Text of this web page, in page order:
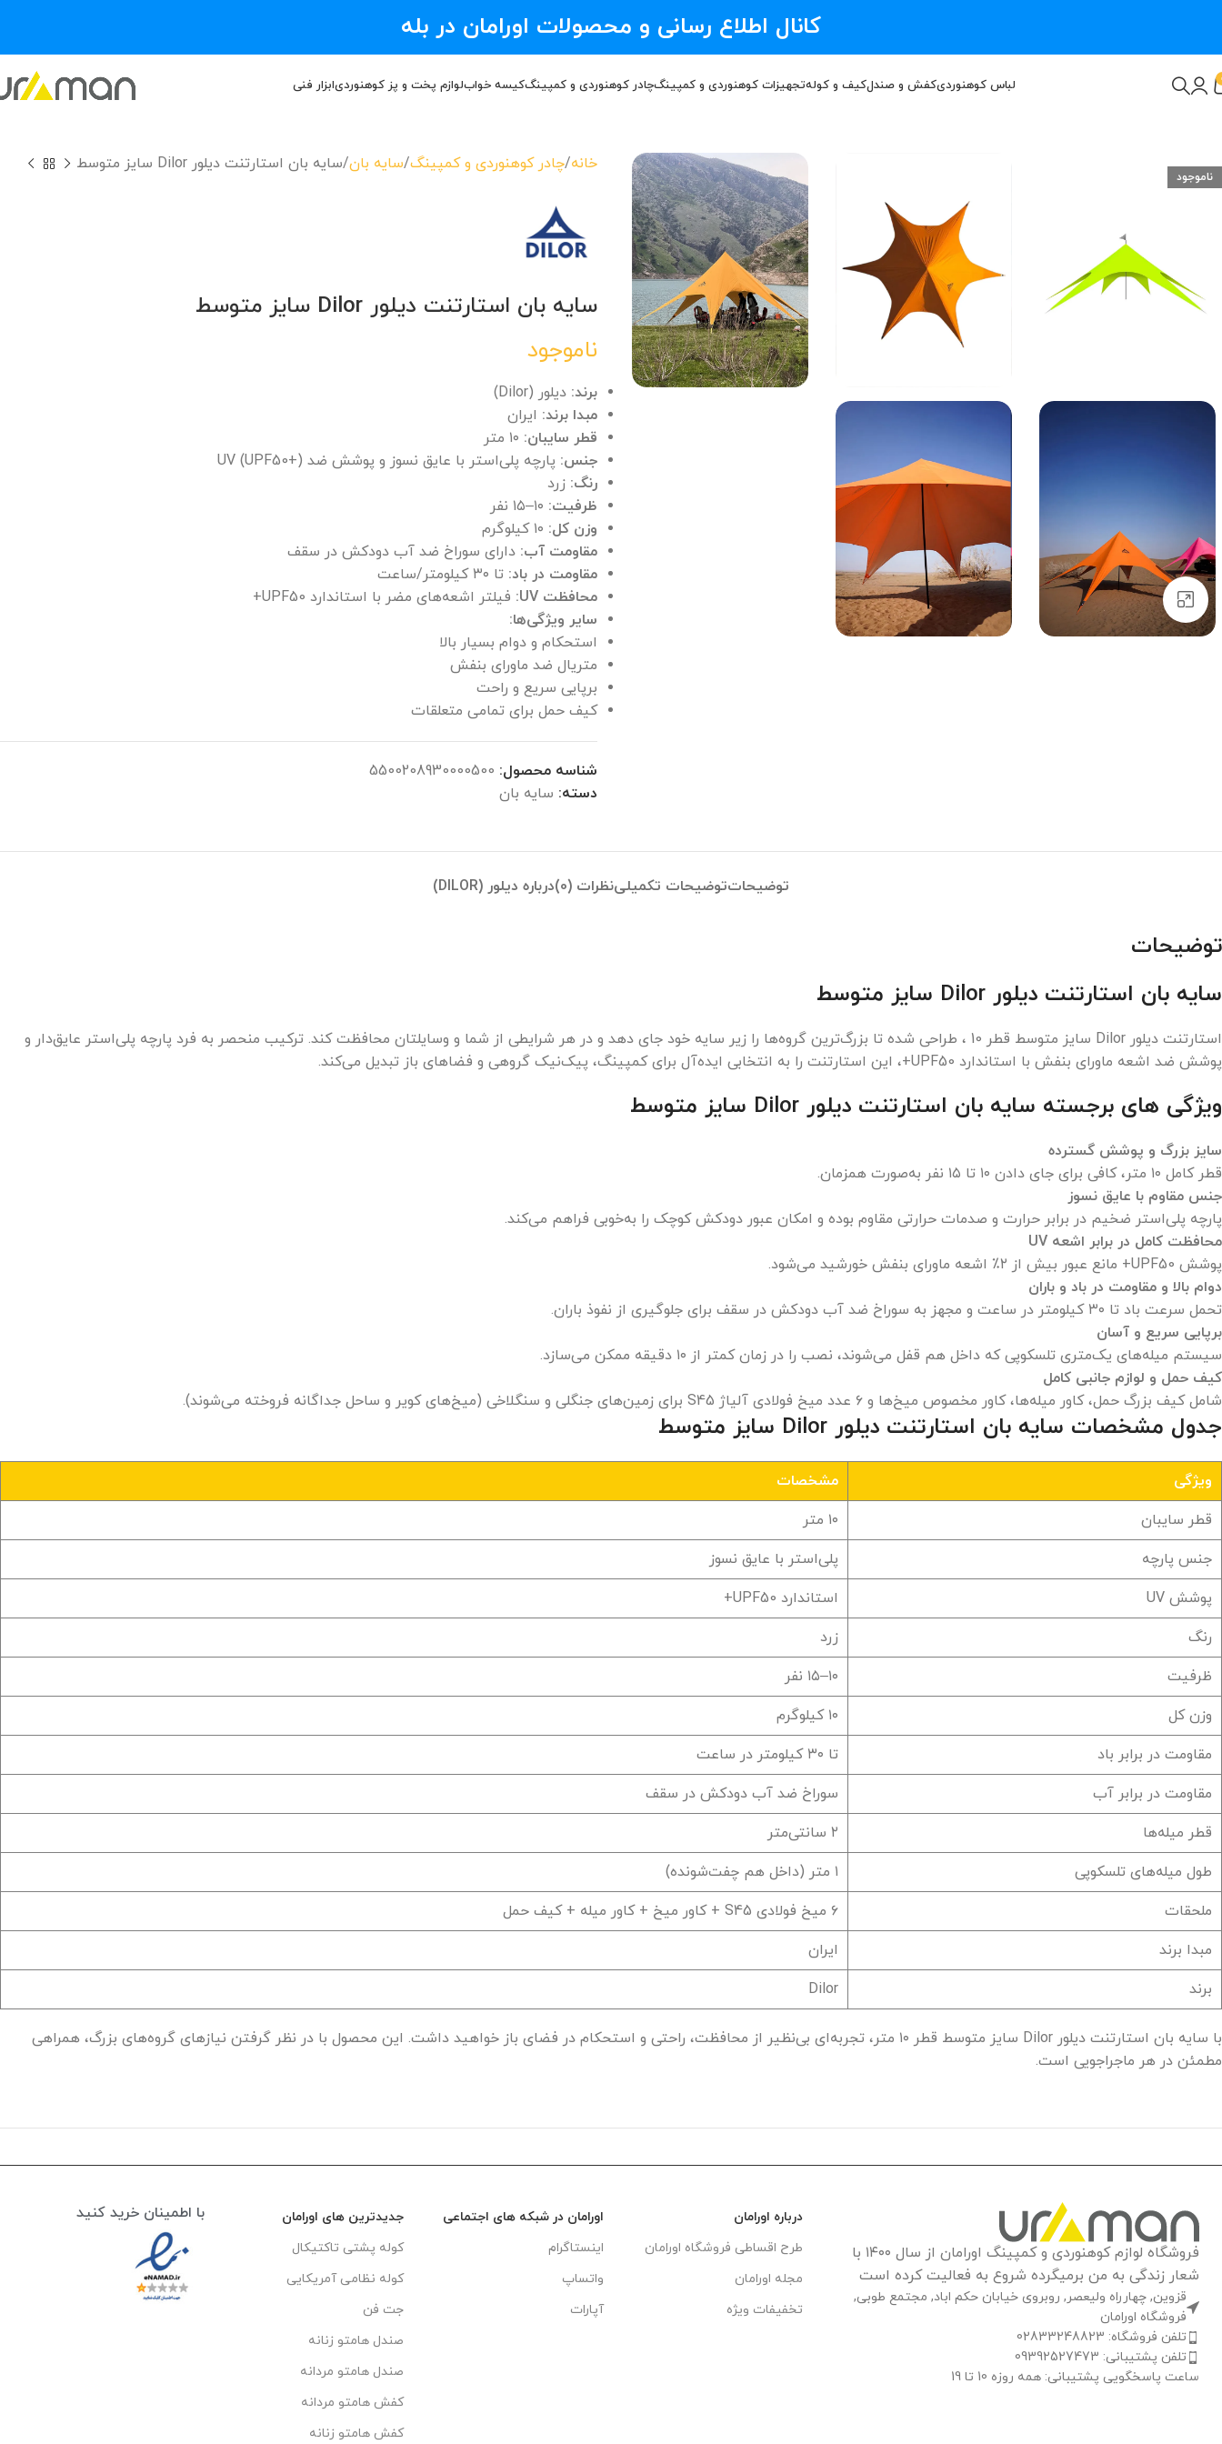
لباس کوهنوردیکفش و صندلکیف و کولهتجهیزات کوهنوردی و کمپینگچادر کوهنوردی و کمپینگکیسه خوابلوازم پخت و پز کوهنوردیابزار فنی
ناموجود
بزرگنمایی تصویر
خانه چادر کوهنوردی و کمپینگ سایه بان سایه بان استارتنت دیلور Dilor سایز متوسط
سایه بان استارتنت دیلور Dilor سایز متوسط
ناموجود
برند: دیلور (Dilor)
مبدا برند: ایران
قطر سایبان:
جنس: پارچه پلی‌استر با عایق نسوز و پوشش ضد UV (UPF50+)
رنگ: زرد
ظرفیت:
وزن کل:
مقاومت آب: دارای سوراخ ضد آب دودکش در سقف
مقاومت در باد: تا ۳۰ کیلومتر/ساعت
محافظت UV:
فیلتر اشعه‌های مضر با استاندارد UPF50+
سایر ویژگی‌ها:
استحکام و دوام بسیار بالا
متریال ضد ماورای بنفش
برپایی سریع و راحت
کیف حمل برای تمامی متعلقات
شناسه محصول: 5500208930000500
دسته: سایه بان
توضیحاتتوضیحات تکمیلینظرات (0) درباره دیلور (DILOR)
توضیحات
سایه بان استارتنت دیلور Dilor سایز متوسط
استارتنت دیلور Dilor سایز متوسط قطر 10 ، طراحی شده تا بزرگ‌ترین گروه‌ها را زیر سایه خود جای دهد و در هر شرایطی از شما و وسایلتان محافظت کند. ترکیب منحصر به فرد پارچه پلی‌استر عایق‌دار و
پوشش ضد اشعه ماورای بنفش با استاندارد UPF50+، این استارتنت را به انتخابی ایده‌آل برای کمپینگ، پیک‌نیک گروهی و فضاهای باز تبدیل می‌کند.
ویژگی‌ های برجسته سایه بان استارتنت دیلور Dilor سایز متوسط
سایز بزرگ و پوشش گسترده
قطر کامل ۱۰ متر، کافی برای جای دادن ۱۰ تا ۱۵ نفر به‌صورت همزمان.
جنس مقاوم با عایق نسوز
پارچه پلی‌استر ضخیم در برابر حرارت و صدمات حرارتی مقاوم بوده و امکان عبور دودکش کوچک را به‌خوبی فراهم می‌کند.
محافظت کامل در برابر اشعه UV
پوشش UPF50+ مانع عبور بیش از ۲٪ اشعه ماورای بنفش خورشید می‌شود.
دوام بالا و مقاومت در باد و باران
تحمل سرعت باد تا ۳۰ کیلومتر در ساعت و مجهز به سوراخ ضد آب دودکش در سقف برای جلوگیری از نفوذ باران.
برپایی سریع و آسان
سیستم میله‌های یک‌متری تلسکوپی که داخل هم قفل می‌شوند، نصب را در زمان کمتر از ۱۰ دقیقه ممکن می‌سازد.
کیف حمل و لوازم جانبی کامل
شامل کیف بزرگ حمل، کاور میله‌ها، کاور مخصوص میخ‌ها و ۶ عدد میخ فولادی آلیاژ S45 برای زمین‌های جنگلی و سنگلاخی (میخ‌های کویر و ساحل جداگانه فروخته می‌شوند).
جدول مشخصات سایه بان استارتنت دیلور Dilor سایز متوسط
ویژگی
مشخصات
قطر سایبان
۱۰ متر
جنس پارچه
پلی‌استر با عایق نسوز
پوشش UV
استاندارد UPF50+
رنگ
زرد
ظرفیت
۱۰–۱۵ نفر
وزن کل
۱۰ کیلوگرم
مقاومت در برابر باد
تا ۳۰ کیلومتر در ساعت
مقاومت در برابر آب
سوراخ ضد آب دودکش در سقف
قطر میله‌ها
۲ سانتی‌متر
طول میله‌های تلسکوپی
۱ متر (داخل هم چفت‌شونده)
ملحقات
۶ میخ فولادی S45 + کاور میخ + کاور میله + کیف حمل
مبدا برند
ایران
برند
Dilor
با سایه بان استارتنت دیلور Dilor سایز متوسط قطر ۱۰ متر، تجربه‌ای بی‌نظیر از محافظت، راحتی و استحکام در فضای باز خواهید داشت. این محصول با در نظر گرفتن نیازهای گروه‌های بزرگ، همراهی
مطمئن در هر ماجراجویی است.
فروشگاه لوازم کوهنوردی و کمپینگ اورامان از سال ۱۴۰۰ با
شعار زندگی به من برمیگرده شروع به فعالیت کرده است
قزوین, چهارراه ولیعصر, روبروی خیابان حکم اباد, مجتمع طوبی,
فروشگاه اورامان
تلفن فروشگاه: 02833248823
تلفن پشتیبانی: 09392527473
ساعت پاسخگویی پشتیبانی: همه روزه 10 تا 19
درباره اورامان
طرح اقساطی فروشگاه اورامان
مجله اورامان
تخفیفات ویژه
اورامان در شبکه های اجتماعی
اینستاگرام
واتساپ
آپارات
جدیدترین های اورامان
کوله پشتی تاکتیکال
کوله نظامی آمریکایی
جت فن
صندل هامتو زنانه
صندل هامتو مردانه
کفش هامتو مردانه
کفش هامتو زنانه
با اطمینان خرید کنید
کانال اطلاع رسانی و محصولات اورامان در بله